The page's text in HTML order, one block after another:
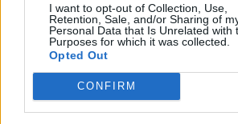
I want to opt-out of Collection, Use,
Retention, Sale, and/or Sharing of
Personal Data that Is Unrelated with
Purposes for which it was collected.
Opted Out
CONFIRM
FAQ
Forum Moderator
Team Farmerama PL
Wykonywanie misji